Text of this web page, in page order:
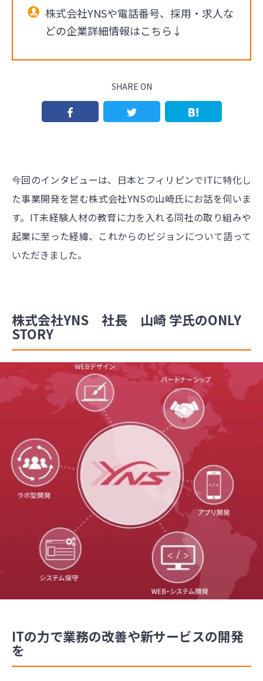
株式会社YNSや電話番号、採用・求人な
どの企業詳細情報はこちら↓
SHARE ON
今回のインタビューは、日本とフィリピンでITに特化し
た事業開発を営む株式会社YNSの山崎氏にお話を伺いま
す。IT未経験人材の教育に力を入れる同社の取り組みや
起業に至った経緯、これからのビジョンについて語って
いただきました。
株式会社YNS 社長 山崎 学氏のONLY
STORY
ITの力で業務の改善や新サービスの開発
を